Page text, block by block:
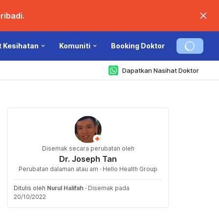
Kesihatan Komuniti Booking Doktor
Dapatkan Nasihat Doktor
Disemak secara perubatan oleh
Dr. Joseph Tan
Perubatan dalaman atau am · Hello Health Group
Ditulis oleh Nurul Halifah · Disemak pada
20/10/2022